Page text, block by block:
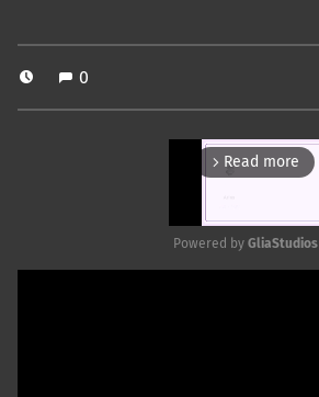
0
arrow_forward_ios Read more
Powered by GliaStudios